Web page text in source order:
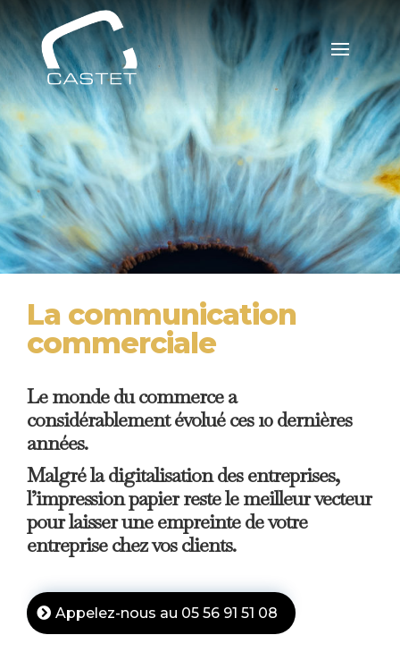
La communication
commerciale
Le monde du commerce a
considérablement évolué ces 10 dernières
années.
Malgré la digitalisation des entreprises,
l’impression papier reste le meilleur vecteur
pour laisser une empreinte de votre
entreprise chez vos clients.
Appelez-nous au 05 56 91 51 08